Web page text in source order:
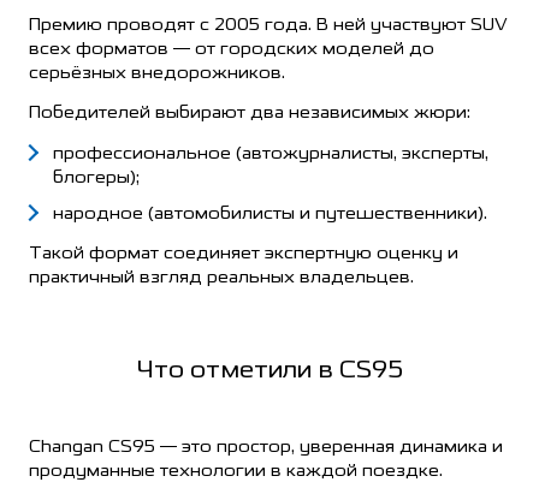
Премию проводят с 2005 года. В ней участвуют SUV
всех форматов — от городских моделей до
серьёзных внедорожников.
Победителей выбирают два независимых жюри:
профессиональное (автожурналисты, эксперты,
блогеры);
народное (автомобилисты и путешественники).
Такой формат соединяет экспертную оценку и
практичный взгляд реальных владельцев.
Что отметили в CS95
Changan CS95 — это простор, уверенная динамика и
продуманные технологии в каждой поездке.